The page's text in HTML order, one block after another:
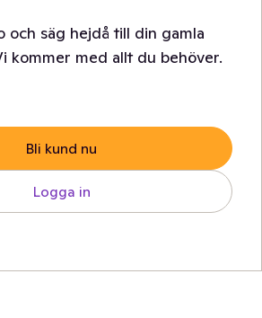
och säg hejdå till din gamla
kommer med allt du behöver.
Bli kund nu
Logga in